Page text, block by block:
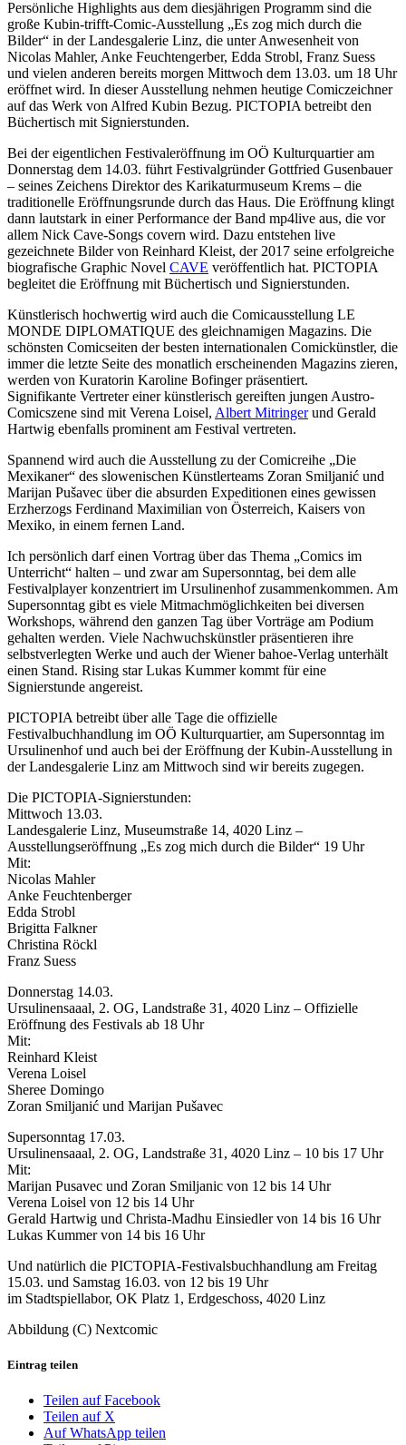
Persönliche Highlights aus dem diesjährigen Programm sind die
große Kubin-trifft-Comic-Ausstellung „Es zog mich durch die
Bilder“ in der Landesgalerie Linz, die unter Anwesenheit von
Nicolas Mahler, Anke Feuchtengerber, Edda Strobl, Franz Suess
und vielen anderen bereits morgen Mittwoch dem 13.03. um 18 Uhr
eröffnet wird. In dieser Ausstellung nehmen heutige Comiczeichner
auf das Werk von Alfred Kubin Bezug. PICTOPIA betreibt den
Büchertisch mit Signierstunden.
Bei der eigentlichen Festivaleröffnung im OÖ Kulturquartier am
Donnerstag dem 14.03. führt Festivalgründer Gottfried Gusenbauer
– seines Zeichens Direktor des Karikaturmuseum Krems – die
traditionelle Eröffnungsrunde durch das Haus. Die Eröffnung klingt
dann lautstark in einer Performance der Band mp4live aus, die vor
allem Nick Cave-Songs covern wird. Dazu entstehen live
gezeichnete Bilder von Reinhard Kleist, der 2017 seine erfolgreiche
biografische Graphic Novel CAVE veröffentlich hat. PICTOPIA
begleitet die Eröffnung mit Büchertisch und Signierstunden.
Künstlerisch hochwertig wird auch die Comicausstellung LE
MONDE DIPLOMATIQUE des gleichnamigen Magazins. Die
schönsten Comicseiten der besten internationalen Comickünstler, die
immer die letzte Seite des monatlich erscheinenden Magazins zieren,
werden von Kuratorin Karoline Bofinger präsentiert.
Signifikante Vertreter einer künstlerisch gereiften jungen Austro-
Comicszene sind mit Verena Loisel, Albert Mitringerund Gerald
Hartwig ebenfalls prominent am Festival vertreten.
Spannend wird auch die Ausstellung zu der Comicreihe „Die
Mexikaner“ des slowenischen Künstlerteams Zoran Smiljanić und
Marijan Pušavec über die absurden Expeditionen eines gewissen
Erzherzogs Ferdinand Maximilian von Österreich, Kaisers von
Mexiko, in einem fernen Land.
Ich persönlich darf einen Vortrag über das Thema „Comics im
Unterricht“ halten – und zwar am Supersonntag, bei dem alle
Festivalplayer konzentriert im Ursulinenhof zusammenkommen. Am
Supersonntag gibt es viele Mitmachmöglichkeiten bei diversen
Workshops, während den ganzen Tag über Vorträge am Podium
gehalten werden. Viele Nachwuchskünstler präsentieren ihre
selbstverlegten Werke und auch der Wiener bahoe-Verlag unterhält
einen Stand. Rising star Lukas Kummer kommt für eine
Signierstunde angereist.
PICTOPIA betreibt über alle Tage die offizielle
Festivalbuchhandlung im OÖ Kulturquartier, am Supersonntag im
Ursulinenhof und auch bei der Eröffnung der Kubin-Ausstellung in
der Landesgalerie Linz am Mittwoch sind wir bereits zugegen.
Die PICTOPIA-Signierstunden:
Mittwoch 13.03.
Landesgalerie Linz, Museumstraße 14, 4020 Linz –
Ausstellungseröffnung „Es zog mich durch die Bilder“ 19 Uhr
Mit:
Nicolas Mahler
Anke Feuchtenberger
Edda Strobl
Brigitta Falkner
Christina Röckl
Franz Suess
Donnerstag 14.03.
Ursulinensaaal, 2. OG, Landstraße 31, 4020 Linz – Offizielle
Eröffnung des Festivals ab 18 Uhr
Mit:
Reinhard Kleist
Verena Loisel
Sheree Domingo
Zoran Smiljanić und Marijan Pušavec
Supersonntag 17.03.
Ursulinensaaal, 2. OG, Landstraße 31, 4020 Linz – 10 bis 17 Uhr
Mit:
Marijan Pusavec und Zoran Smiljanic von 12 bis 14 Uhr
Verena Loisel von 12 bis 14 Uhr
Gerald Hartwig und Christa-Madhu Einsiedler von 14 bis 16 Uhr
Lukas Kummer von 14 bis 16 Uhr
Und natürlich die PICTOPIA-Festivalsbuchhandlung am Freitag
15.03. und Samstag 16.03. von 12 bis 19 Uhr
im Stadtspiellabor, OK Platz 1, Erdgeschoss, 4020 Linz
Abbildung (C) Nextcomic
Eintrag teilen
Teilen auf Facebook
Teilen auf X
Auf WhatsApp teilen